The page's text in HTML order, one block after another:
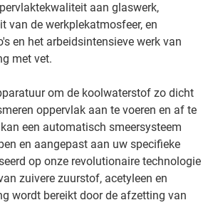
aan glaswerk,
van de werkplekatmosfeer, en
en het arbeidsintensieve werk van
met vet.
om de koolwaterstof zo dicht
oppervlak aan te voeren en af te
een automatisch smeersysteem
en aangepast aan uw specifieke
op onze revolutionaire technologie
zuivere zuurstof, acetyleen en
wordt bereikt door de afzetting van